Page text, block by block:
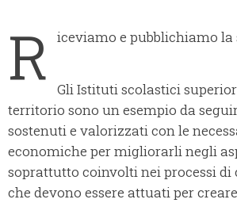
R iceviamo e pubblichiamo la
Gli Istituti scolastici
territorio sono un esempio da
sostenuti e valorizzati con le
economiche per migliorarli negli
soprattutto coinvolti nei processi di
che devono essere attuati per